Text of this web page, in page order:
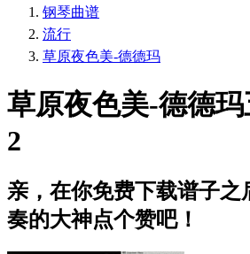
钢琴曲谱
流行
草原夜色美-德德玛
草原夜色美-德德
2
亲，在你免费下载谱子之
奏的大神点个赞吧！